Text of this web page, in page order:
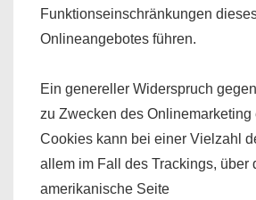
Funktionseinschränkungen
Onlineangebotes führen.
Ein genereller Widerspruch
zu Zwecken des Onlinemarketing
Cookies kann bei einer Vielzahl
allem im Fall des Trackings, über
amerikanische Seite